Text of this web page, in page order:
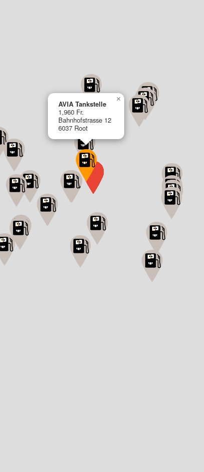
AVIA Tankstelle
1,960 Fr.
Bahnhofstrasse 12
6037 Root
×